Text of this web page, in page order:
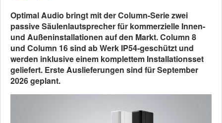
Optimal Audio bringt mit der Column-Serie zwei
passive Säulenlautsprecher für kommerzielle Innen-
und Außeninstallationen auf den Markt. Column 8
und Column 16 sind ab Werk IP54-geschützt und
werden inklusive einem komplettem Installationsset
geliefert. Erste Auslieferungen sind für September
2026 geplant.